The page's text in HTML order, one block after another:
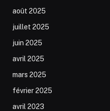
août 2025
juillet 2025
juin 2025
avril 2025
mars 2025
février 2025
avril 2023